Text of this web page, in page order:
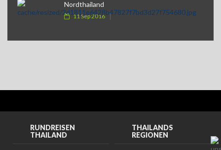
Nordthailand
11 Sep 2016
RUNDREISEN
THAILAND
THAILANDS
REGIONEN